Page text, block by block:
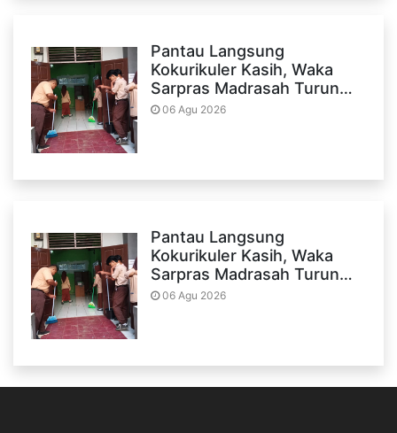
Pantau Langsung
Kokurikuler Kasih, Waka
Sarpras Madrasah Turun…
06 Agu 2026
Pantau Langsung
Kokurikuler Kasih, Waka
Sarpras Madrasah Turun…
06 Agu 2026